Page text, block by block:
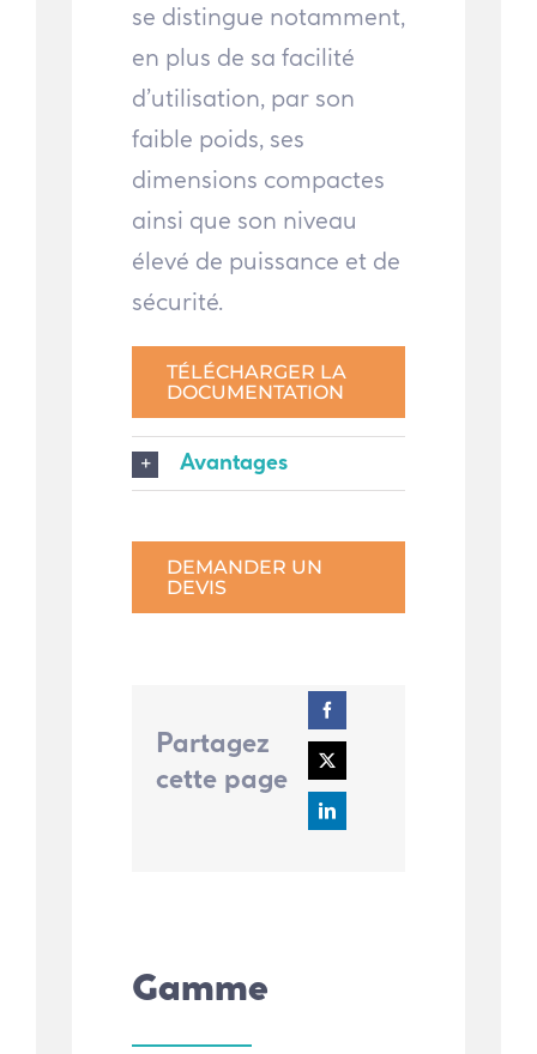
se distingue notamment,
en plus de sa facilité
d’utilisation, par son
faible poids, ses
dimensions compactes
ainsi que son niveau
élevé de puissance et de
sécurité.
TÉLÉCHARGER LA
DOCUMENTATION
Avantages
DEMANDER UN
DEVIS
Partagez
cette page
Gamme